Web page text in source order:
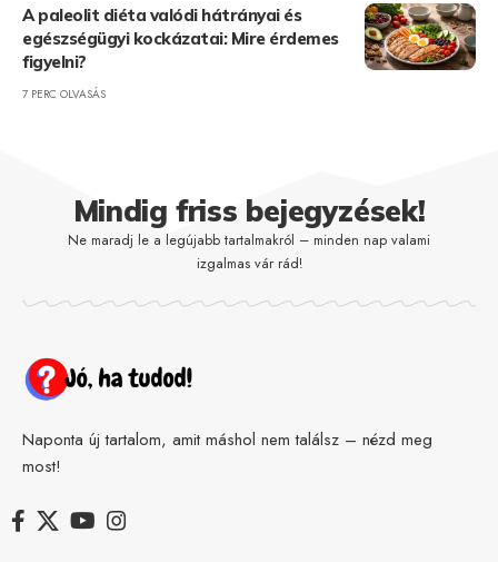
A paleolit diéta valódi hátrányai és
egészségügyi kockázatai: Mire érdemes
figyelni?
7 PERC OLVASÁS
Mindig friss bejegyzések!
Ne maradj le a legújabb tartalmakról – minden nap valami
izgalmas vár rád!
Naponta új tartalom, amit máshol nem találsz – nézd meg
most!